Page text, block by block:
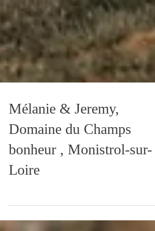
Mélanie & Jeremy,
Domaine du Champs
bonheur , Monistrol-sur-